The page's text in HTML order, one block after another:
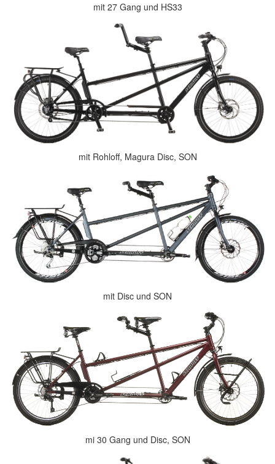
mit 27 Gang und HS33
mit Rohloff, Magura Disc, SON
mit Disc und SON
mi 30 Gang und Disc, SON